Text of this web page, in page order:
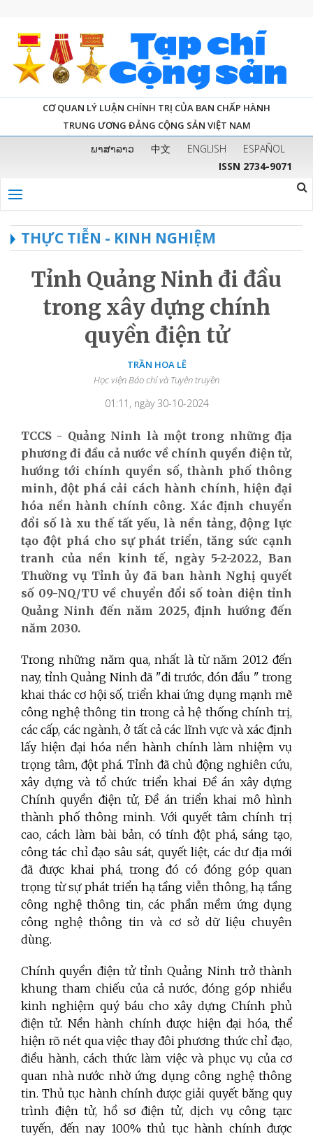
CƠ QUAN LÝ LUẬN CHÍNH TRỊ CỦA BAN CHẤP HÀNH
TRUNG ƯƠNG ĐẢNG CỘNG SẢN VIỆT NAM
ພາສາລາວ 中文 ENGLISH
ESPAÑOL
ISSN 2734-9071
THỰC TIỄN - KINH NGHIỆM
Tỉnh Quảng Ninh đi đầu
trong xây dựng chính
quyền điện tử
TRẦN HOA LÊ
Học viện Báo chí và Tuyên truyền
01:11, ngày 30-10-2024
TCCS - Quảng Ninh là một trong những địa
phương đi đầu cả nước về chính quyền điện tử,
hướng tới chính quyền số, thành phố thông
minh, đột phá cải cách hành chính, hiện đại
hóa nền hành chính công. Xác định chuyển
đổi số là xu thế tất yếu, là nền tảng, động lực
tạo đột phá cho sự phát triển, tăng sức cạnh
tranh của nền kinh tế, ngày 5-2-2022, Ban
Thường vụ Tỉnh ủy đã ban hành Nghị quyết
số 09-NQ/TU về chuyển đổi số toàn diện tỉnh
Quảng Ninh đến năm 2025, định hướng đến
năm 2030.
Trong những năm qua, nhất là từ năm 2012 đến
nay, tỉnh Quảng Ninh đã "đi trước, đón đầu " trong
khai thác cơ hội số, triển khai ứng dụng mạnh mẽ
công nghệ thông tin trong cả hệ thống chính trị,
các cấp, các ngành, ở tất cả các lĩnh vực và xác định
lấy hiện đại hóa nền hành chính làm nhiệm vụ
trọng tâm, đột phá. Tỉnh đã chủ động nghiên cứu,
xây dựng và tổ chức triển khai Đề án xây dựng
Chính quyền điện tử, Đề án triển khai mô hình
thành phố thông minh. Với quyết tâm chính trị
cao, cách làm bài bản, có tính đột phá, sáng tạo,
công tác chỉ đạo sâu sát, quyết liệt, các dư địa mới
đã được khai phá, trong đó có đóng góp quan
trọng từ sự phát triển hạ tầng viễn thông, hạ tầng
công nghệ thông tin, các phần mềm ứng dụng
công nghệ thông tin và cơ sở dữ liệu chuyên
dùng.
Chính quyền điện tử tỉnh Quảng Ninh trở thành
khung tham chiếu của cả nước, đóng góp nhiều
kinh nghiệm quý báu cho xây dựng Chính phủ
điện tử. Nền hành chính được hiện đại hóa, thể
hiện rõ nét qua việc thay đôi phương thức chỉ đạo,
điều hành, cách thức làm việc và phục vụ của cơ
quan nhà nước nhờ ứng dụng công nghệ thông
tin. Thủ tục hành chính được giải quyết băng quy
trình điện tử, hồ sơ điện tử, dịch vụ công tạrc
tuyến, đến nay 100% thủ tục hành chính được